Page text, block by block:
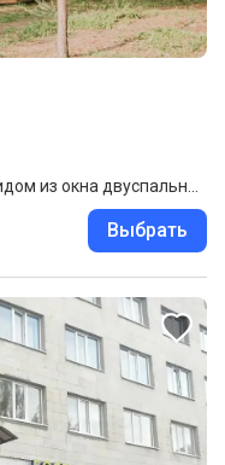
Двухместный коттедж с красивым видом из окна двуспальная кровать
Выбрать